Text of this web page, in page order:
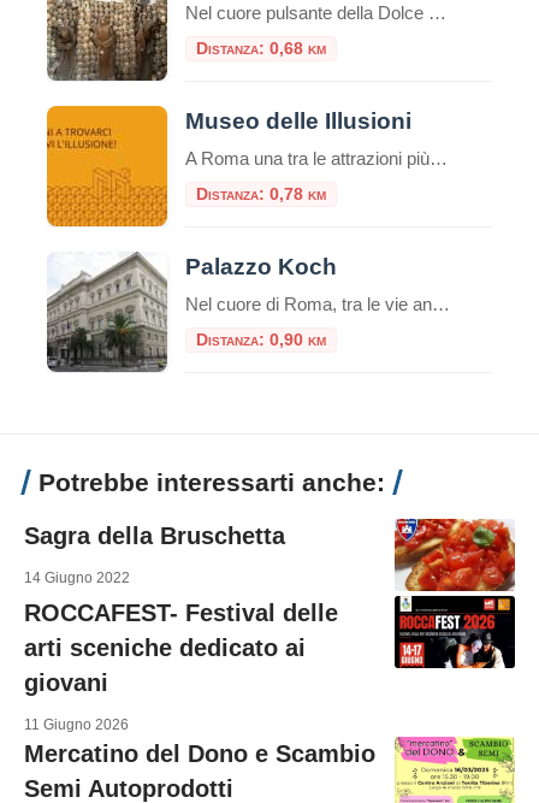
Nel cuore pulsante della Dolce Vita romana, lungo la celebre Via Veneto, si cela un luogo che offre un’esperienza tanto profonda quanto inaspettata, un viaggio che intreccia arte, storia e una potente riflessione sulla vita e la morte. È il Complesso di Santa Maria della Concezione, che ospita il Museo e la Cripta dei Frati […]
Distanza: 0,68 km
Museo delle Illusioni
A Roma una tra le attrazioni più insolite, divertenti e interessanti del mondo: il Museo delle Illusioni. Dal 12 novembre la venue internazionale sarà aperta al pubblico della capitale, in via Merulana 17. Roma è infatti la 38° città nel mondo – la seconda in Italia dopo Milano – ad avere una sede del museo interattivo […]
Distanza: 0,78 km
Palazzo Koch
Nel cuore di Roma, tra le vie animate del centro storico, sorge un edificio che incarna eleganza, storia e prestigio: Palazzo Koch. Situato in Via Nazionale, questo maestoso palazzo è oggi la sede della Banca d’Italia, ma la sua storia e il suo valore architettonico lo rendono molto più di un semplice edificio istituzionale. È […]
Distanza: 0,90 km
Potrebbe interessarti anche:
Sagra della Bruschetta
14 Giugno 2022
ROCCAFEST- Festival delle
arti sceniche dedicato ai
giovani
11 Giugno 2026
Mercatino del Dono e Scambio
Semi Autoprodotti